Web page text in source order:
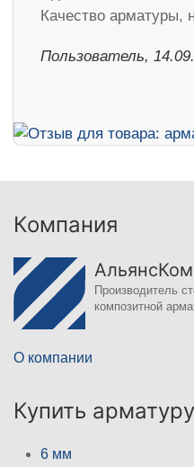
Качество
Пользователь,
Компания
Производитель
композитной
О компании
Купить арматуру
6 мм